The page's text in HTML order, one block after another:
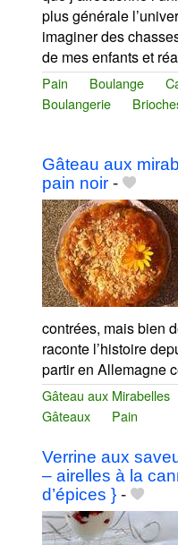
plus générale
imaginer des
de mes enfants et
Pain Boulange
Boulangerie
Gâteau aux
pain noir -
contrées, mais bien
raconte l’histoire
partir en Allemagne
Gâteau aux Mirabelles
Gâteaux
Pain
Verrine aux
– airelles à la
d’épices } -